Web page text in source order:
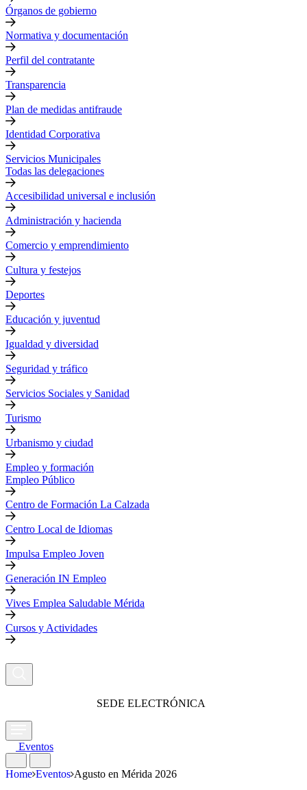
Órganos de gobierno
Normativa y documentación
Perfil del contratante
Transparencia
Plan de medidas antifraude
Identidad Corporativa
Servicios Municipales
Todas las delegaciones
Accesibilidad universal e inclusión
Administración y hacienda
Comercio y emprendimiento
Cultura y festejos
Deportes
Educación y juventud
Igualdad y diversidad
Seguridad y tráfico
Servicios Sociales y Sanidad
Turismo
Urbanismo y ciudad
Empleo y formación
Empleo Público
Centro de Formación La Calzada
Centro Local de Idiomas
Impulsa Empleo Joven
Generación IN Empleo
Vives Emplea Saludable Mérida
Cursos y Actividades
SEDE ELECTRÓNICA
Eventos
Home Eventos Agusto en Mérida 2026